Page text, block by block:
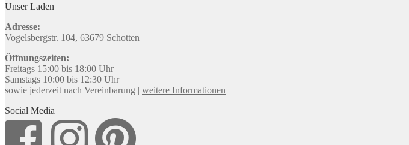
Unser Laden
Adresse:
Vogelsbergstr. 104, 63679 Schotten
Öffnungszeiten:
Freitags 15:00 bis 18:00 Uhr
Samstags 10:00 bis 12:30 Uhr
sowie jederzeit nach Vereinbarung | weitere Informationen
Social Media